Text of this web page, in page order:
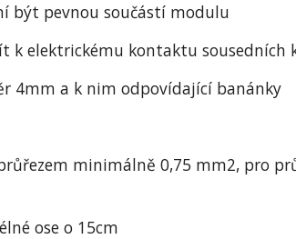
být pevnou součástí modulu
k elektrickému kontaktu sousedních
4mm a k nim odpovídající banánky
minimálně 0,75 mm2, pro
ose o 15cm